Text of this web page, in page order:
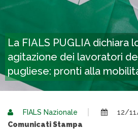
La FIALS PUGLIA dichiara
agitazione dei lavoratori
pugliese: pronti alla
FIALS Nazionale
12/
Comunicati Stampa